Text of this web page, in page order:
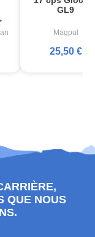
GL9
Magpul
25,50 €
QUE NOUS